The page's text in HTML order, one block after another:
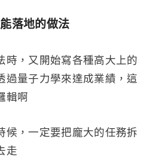
落地的做法
時，又開始寫各種高大上的
過量子力學來達成業績，這
輯啊
候，一定要把龐大的任務拆
走